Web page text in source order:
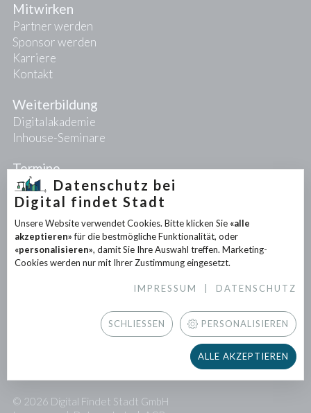
Mitwirken
Partner werden
Sponsor werden
Karriere
Kontakt
Weiterbildung
Digitalakademie
Inhouse-Seminare
Termine
Projekte
PIONEER-Projekte
Forschungsprojekte
Partnerprojekte
© 2026 Digital Findet Stadt GmbH
Datenschutz bei
Digital findet Stadt
Unsere Website verwendet Cookies. Bitte klicken Sie «alle
akzeptieren»für die bestmögliche Funktionalität, oder
«personalisieren», damit Sie Ihre Auswahl treffen. Marketing-
Cookies werden nur mit Ihrer Zustimmung eingesetzt.
IMPRESSUM DATENSCHUTZ
SCHLIESSEN PERSONALISIEREN
ALLE AKZEPTIEREN